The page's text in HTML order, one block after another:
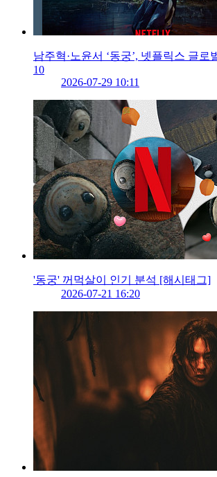
남주혁·노윤서 ‘동궁’, 넷플릭스 글
10
2026-07-29 10:11
'동궁' 꺼먹살이 인기 분석 [해시태그]
2026-07-21 16:20